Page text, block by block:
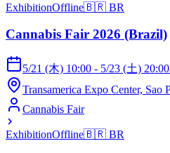
ExhibitionOffline🇧🇷 BR
Cannabis Fair 2026 (Brazil)
5/21 (木) 10:00 - 5/23 (土)
Transamerica Expo Center, Sao
Cannabis Fair
ExhibitionOffline🇧🇷 BR